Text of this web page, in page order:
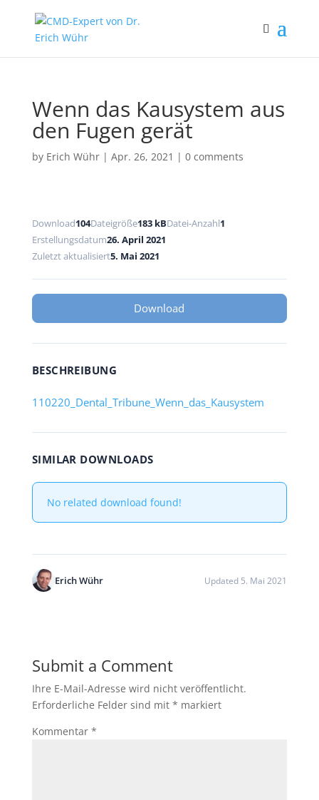
Wenn das Kausystem aus
den Fugen gerät
by Erich Wühr| Apr. 26, 2021 | 0 comments
Download104Dateigröße183 kBDatei-Anzahl1
Erstellungsdatum26. April 2021
Zuletzt aktualisiert5. Mai 2021
Download
BESCHREIBUNG
110220_Dental_Tribune_Wenn_das_Kausystem
SIMILAR DOWNLOADS
No related download found!
Erich Wühr Updated 5. Mai 2021
Submit a Comment
Ihre E-Mail-Adresse wird nicht veröffentlicht.
Erforderliche Felder sind mit * markiert
Kommentar *